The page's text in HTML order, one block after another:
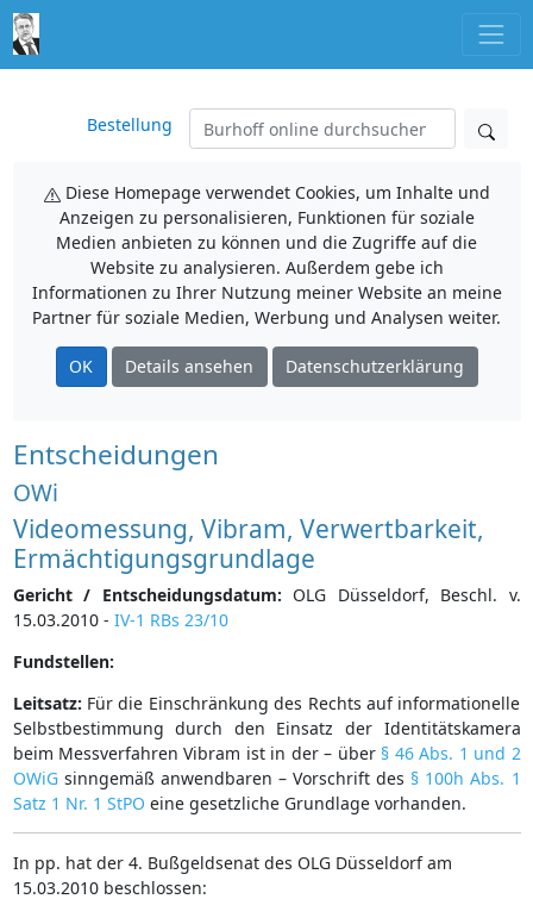
Bestellung
Diese Homepage verwendet Cookies, um Inhalte und
Anzeigen zu personalisieren, Funktionen für soziale
Medien anbieten zu können und die Zugriffe auf die
Website zu analysieren. Außerdem gebe ich
Informationen zu Ihrer Nutzung meiner Website an meine
Partner für soziale Medien, Werbung und Analysen weiter.
OK Details ansehen Datenschutzerklärung
Entscheidungen
OWi
Videomessung, Vibram, Verwertbarkeit,
Ermächtigungsgrundlage
Gericht / Entscheidungsdatum: OLG Düsseldorf, Beschl. v.
15.03.2010 - IV-1 RBs 23/10
Fundstellen:
Leitsatz: Für die Einschränkung des Rechts auf informationelle
Selbstbestimmung durch den Einsatz der Identitätskamera
beim Messverfahren Vibram ist in der – über § 46 Abs. 1 und 2
OWiGsinngemäß anwendbaren – Vorschrift des § 100h Abs. 1
Satz 1 Nr. 1 StPO eine gesetzliche Grundlage vorhanden.
In pp. hat der 4. Bußgeldsenat des OLG Düsseldorf am
15.03.2010 beschlossen: